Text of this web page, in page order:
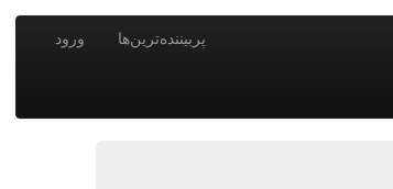
پربیننده‌ترین‌ها ورود